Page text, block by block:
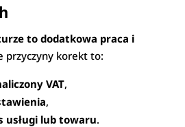
to dodatkowa praca i
przyczyny korekt to:
VAT,
,
usługi lub towaru.